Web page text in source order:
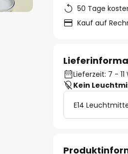
50 Tage
Kauf auf
Lieferzeit: 7 -
Kein
E14